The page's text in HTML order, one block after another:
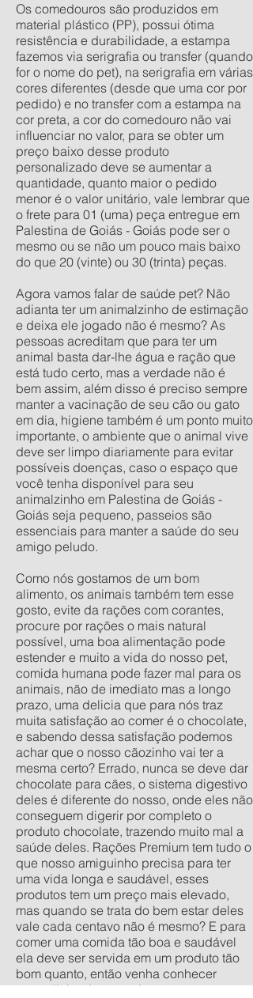
Os comedouros são produzidos em
material plástico (PP), possui ótima
resistência e durabilidade, a estampa
fazemos via serigrafia ou transfer (quando
for o nome do pet), na serigrafia em várias
cores diferentes (desde que uma cor por
pedido) e no transfer com a estampa na
cor preta, a cor do comedouro não vai
influenciar no valor, para se obter um
preço baixo desse produto
personalizado deve se aumentar a
quantidade, quanto maior o pedido
menor é o valor unitário, vale lembrar que
o frete para 01 (uma) peça entregue em
Palestina de Goiás - Goiás pode ser o
mesmo ou se não um pouco mais baixo
do que 20 (vinte) ou 30 (trinta) peças.
Agora vamos falar de saúde pet? Não
adianta ter um animalzinho de estimação
e deixa ele jogado não é mesmo? As
pessoas acreditam que para ter um
animal basta dar-lhe água e ração que
está tudo certo, mas a verdade não é
bem assim, além disso é preciso sempre
manter a vacinação de seu cão ou gato
em dia, higiene também é um ponto muito
importante, o ambiente que o animal vive
deve ser limpo diariamente para evitar
possíveis doenças, caso o espaço que
você tenha disponível para seu
animalzinho em Palestina de Goiás -
Goiás seja pequeno, passeios são
essenciais para manter a saúde do seu
amigo peludo.
Como nós gostamos de um bom
alimento, os animais também tem esse
gosto, evite da rações com corantes,
procure por rações o mais natural
possível, uma boa alimentação pode
estender e muito a vida do nosso pet,
comida humana pode fazer mal para os
animais, não de imediato mas a longo
prazo, uma delicia que para nós traz
muita satisfação ao comer é o chocolate,
e sabendo dessa satisfação podemos
achar que o nosso cãozinho vai ter a
mesma certo? Errado, nunca se deve dar
chocolate para cães, o sistema digestivo
deles é diferente do nosso, onde eles não
conseguem digerir por completo o
produto chocolate, trazendo muito mal a
saúde deles. Rações Premium tem tudo o
que nosso amiguinho precisa para ter
uma vida longa e saudável, esses
produtos tem um preço mais elevado,
mas quando se trata do bem estar deles
vale cada centavo não é mesmo? E para
comer uma comida tão boa e saudável
ela deve ser servida em um produto tão
bom quanto, então venha conhecer
nossa linha de comedouros